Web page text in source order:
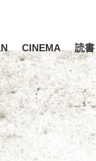
ネス イン
CINEMA 読書